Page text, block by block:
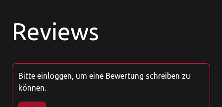
Reviews
Bitte einloggen, um eine Bewertung schreiben zu
können.